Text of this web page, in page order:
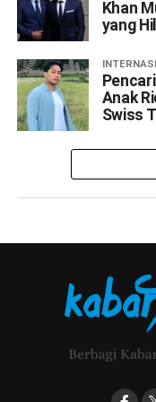
Khan
yang
Anak
Swiss